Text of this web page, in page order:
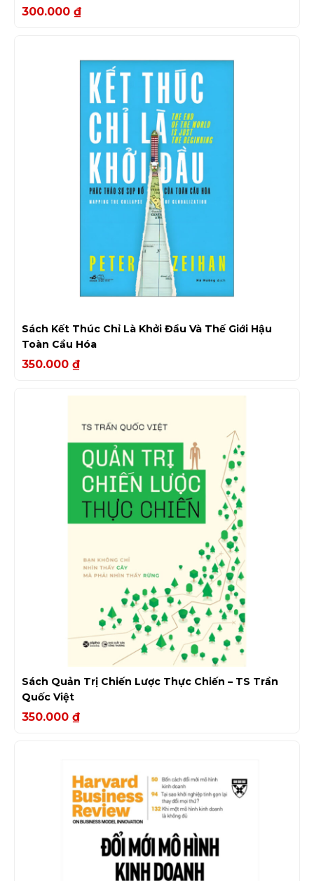
300.000 ₫
Sách Kết Thúc Chỉ Là Khởi Đầu Và Thế Giới Hậu
Toàn Cầu Hóa
350.000 ₫
Sách Quản Trị Chiến Lược Thực Chiến – TS Trần
Quốc Việt
350.000 ₫